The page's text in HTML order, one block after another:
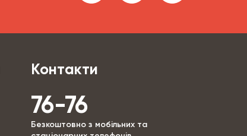
Контакти
76-76
Безкоштовно з мобільних та